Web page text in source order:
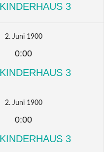
3
2. Juni 1900
0:00
3
2. Juni 1900
0:00
3